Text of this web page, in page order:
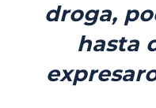
droga,
hasta